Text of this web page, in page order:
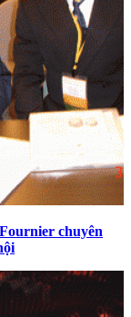
chuyên